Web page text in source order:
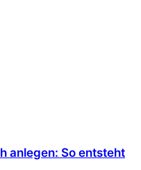
anlegen: So entsteht